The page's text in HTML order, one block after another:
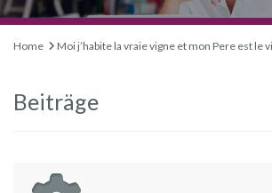
Home Moi j’habite la vraie vigne et mon Pere est le
Beiträge